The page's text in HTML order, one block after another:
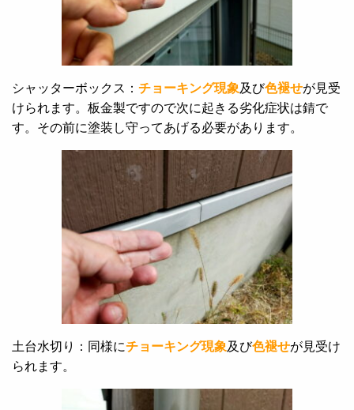
シャッターボックス： チョーキング現象及び色褪せが見受
けられます。板金製ですので次に起きる劣化症状は錆で
す。その前に塗装し守ってあげる必要があります。
土台水切り：同様にチョーキング現象及び色褪せが見受け
られます。